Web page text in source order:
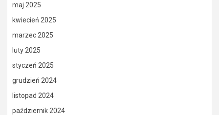
maj 2025
kwiecień 2025
marzec 2025
luty 2025
styczeń 2025
grudzień 2024
listopad 2024
październik 2024